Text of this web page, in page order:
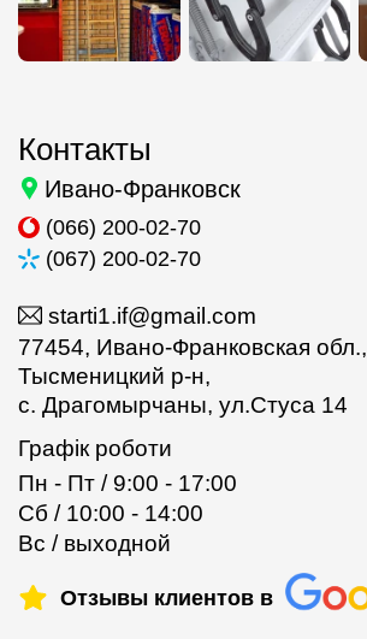
Контакты
Ивано-Франковск
(066) 200-02-70
(067) 200-02-70
starti1.if@gmail.com
77454, Ивано-Франковская обл.,
Тысменицкий р-н,
с. Драгомырчаны, ул.Стуса 14
Графік роботи
Пн - Пт / 9:00 - 17:00
Сб / 10:00 - 14:00
Вс / выходной
Отзывы клиентов в